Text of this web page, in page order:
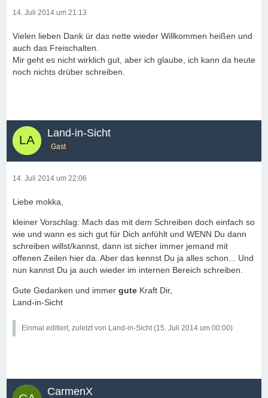
14. Juli 2014 um 21:13
Vielen lieben Dank ür das nette wieder Willkommen heißen und
auch das Freischalten.
Mir geht es nicht wirklich gut, aber ich glaube, ich kann da heute
noch nichts drüber schreiben.
Land-in-Sicht
Gast
14. Juli 2014 um 22:06
Liebe mokka,
kleiner Vorschlag: Mach das mit dem Schreiben doch einfach so
wie und wann es sich gut für Dich anfühlt und WENN Du dann
schreiben willst/kannst, dann ist sicher immer jemand mit
offenen Zeilen hier da. Aber das kennst Du ja alles schon... Und
nun kannst Du ja auch wieder im internen Bereich schreiben.
Gute Gedanken und immer gute Kraft Dir,
Land-in-Sicht
Einmal editiert, zuletzt von Land-in-Sicht (15. Juli 2014 um 00:00)
CarmenX